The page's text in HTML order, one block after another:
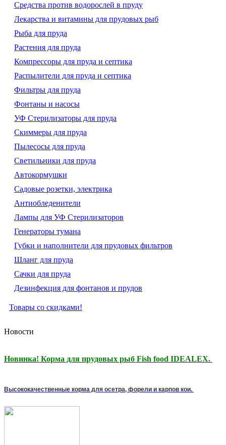
Средства против водорослей в пруду
Лекарства и витамины для прудовых рыб
Рыба для пруда
Растения для пруда
Компрессоры для пруда и септика
Распылители для пруда и септика
Фильтры для пруда
Фонтаны и насосы
УФ Стерилизаторы для пруда
Скиммеры для пруда
Пылесосы для пруда
Светильники для пруда
Автокормушки
Садовые розетки, электрика
Антиобледенители
Лампы для УФ Стерилизаторов
Генераторы тумана
Губки и наполнители для прудовых фильтров
Шланг для пруда
Сачки для пруда
Дезинфекция для фонтанов и прудов
Товары со скидками!
Новости
Новинка! Корма для прудовых рыб Fish food IDEALEX.
Высококачественные корма для осетра, форели и карпов кои.